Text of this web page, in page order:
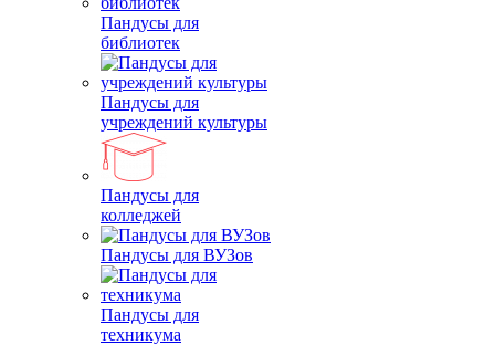
Пандусы для
библиотек
Пандусы для
учреждений культуры
Пандусы для
колледжей
Пандусы для ВУЗов
Пандусы для
техникума